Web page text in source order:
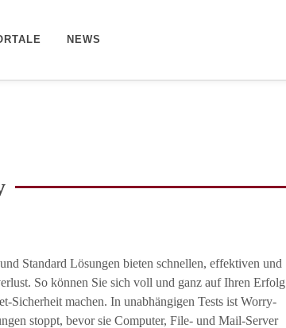
NEWS
Standard Lösungen bieten schnellen, effektiven und
So können Sie sich voll und ganz auf Ihren Erfolg
Sicherheit machen. In unabhängigen Tests ist Worry-
stoppt, bevor sie Computer, File- und Mail-Server